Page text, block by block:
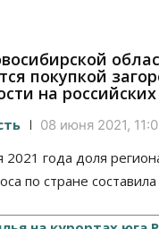
покупкой
на российских
08 июня 2021,
2021 года доля
по стране